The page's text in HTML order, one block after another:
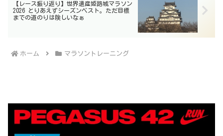
【レース振り返り】世界遺産姫路城マラソン
2026 とりあえずシーズンベスト。ただ目標
までの道のりは険しいなぁ
ホーム マラソントレーニング